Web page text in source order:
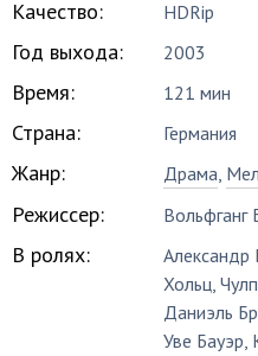
Качество: HDRip
Год выхода: 2003
Время: 121 мин
Страна: Германия
Жанр: Драма,
Режиссер: Вольфганг
В ролях: Александр
Хольц,
Даниэль
Уве Бауэр,